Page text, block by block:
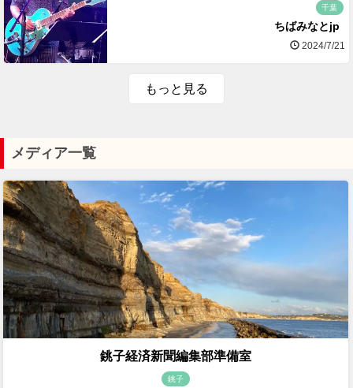
千葉
ちばみなとjp
2024/7/21
もっと見る
メディア一覧
銚子経済新聞編集部準備室
銚子